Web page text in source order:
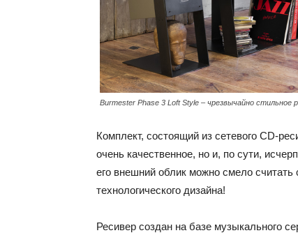
Burmester Phase 3 Loft Style – чрезвычайно стильное
Комплект, состоящий из сетевого CD-
очень качественное, но и, по сути,
его внешний облик можно смело
технологического дизайна!
Ресивер создан на базе музыкального